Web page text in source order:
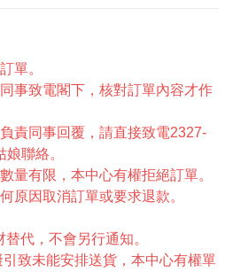
單。
同事致電閣下，核對訂單內容才作
責同事回覆，請直接致電2327-
聯絡。
量有限，本中心有權拒絕訂單。
原因取消訂單或要求退款。
代，不會另行通知。
致未能安排送貨，本中心有權單